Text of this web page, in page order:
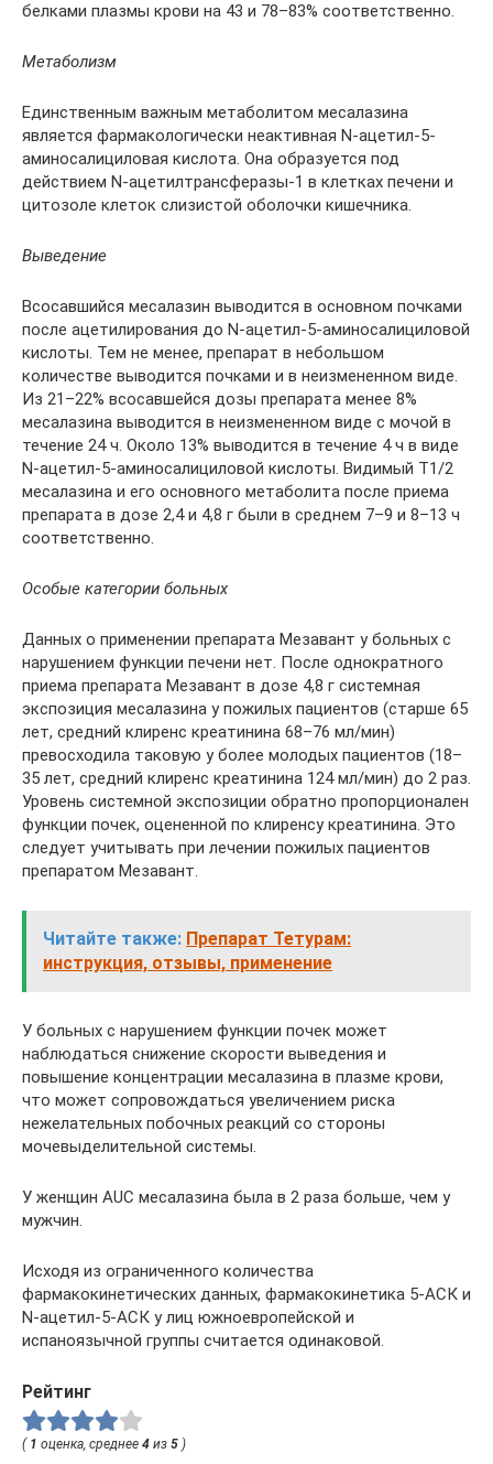
белками плазмы крови на 43 и 78–83% соответственно.
Метаболизм
Единственным важным метаболитом месалазина
является фармакологически неактивная N-ацетил-5-
аминосалициловая кислота. Она образуется под
действием N-ацетилтрансферазы-1 в клетках печени и
цитозоле клеток слизистой оболочки кишечника.
Выведение
Всосавшийся месалазин выводится в основном почками
после ацетилирования до N-ацетил-5-аминосалициловой
кислоты. Тем не менее, препарат в небольшом
количестве выводится почками и в неизмененном виде.
Из 21–22% всосавшейся дозы препарата менее 8%
месалазина выводится в неизмененном виде с мочой в
течение 24 ч. Около 13% выводится в течение 4 ч в виде
N-ацетил-5-аминосалициловой кислоты. Видимый T1/2
месалазина и его основного метаболита после приема
препарата в дозе 2,4 и 4,8 г были в среднем 7–9 и 8–13 ч
соответственно.
Особые категории больных
Данных о применении препарата Мезавант у больных с
нарушением функции печени нет. После однократного
приема препарата Мезавант в дозе 4,8 г системная
экспозиция месалазина у пожилых пациентов (старше 65
лет, средний клиренс креатинина 68–76 мл/мин)
превосходила таковую у более молодых пациентов (18–
35 лет, средний клиренс креатинина 124 мл/мин) до 2 раз.
Уровень системной экспозиции обратно пропорционален
функции почек, оцененной по клиренсу креатинина. Это
следует учитывать при лечении пожилых пациентов
препаратом Мезавант.
Читайте также: Препарат Тетурам:
инструкция, отзывы, применение
У больных с нарушением функции почек может
наблюдаться снижение скорости выведения и
повышение концентрации месалазина в плазме крови,
что может сопровождаться увеличением риска
нежелательных побочных реакций со стороны
мочевыделительной системы.
У женщин AUC месалазина была в 2 раза больше, чем у
мужчин.
Исходя из ограниченного количества
фармакокинетических данных, фармакокинетика 5-АСК и
N-ацетил-5-АСК у лиц южноевропейской и
испаноязычной группы считается одинаковой.
Рейтинг
( 1 оценка, среднее 4 из 5 )